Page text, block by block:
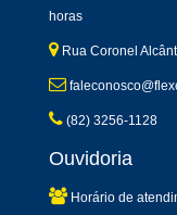
horas
Rua Coronel
(82) 3256-1128
Ouvidoria
Horário de